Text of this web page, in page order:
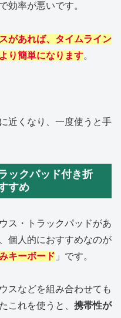
効率が悪いです。
があれば、タイムライン
り簡単になります。
近くなり、一度使うと手
ックパッド付き折
すめ
ス・トラックパッドがあ
個人的におすすめなのが
キーボード 」です。
スなどを組み合わせても
これを使うと、 携帯性が